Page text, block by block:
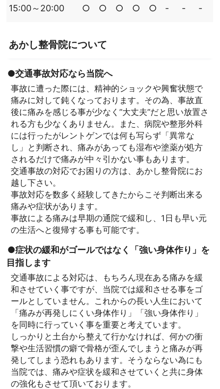
15:00～20:00 ○ ○ ○ ○ ○ ‐ ‐ ‐
あかし整骨院について
●交通事故対応なら当院へ
事故に遭った際には、精神的ショックや興奮状態で
痛みに対して鈍くなっております。その為、事故直
後に痛みを感じる事が少なく”大丈夫”だと思い放置さ
れる方も少なくありません。また、病院や整形外科
には行ったがレントゲンでは何も写らず「異常な
し」と判断され、痛みがあっても湿布や塗薬が処方
されるだけで痛みが中々引かない事もあります。
交通事故の対応でお困りの方は、あかし整骨院にお
越し下さい。
事故対応を数多く経験してきたからこそ判断出来る
痛みや症状があります。
事故による痛みは早期の通院で緩和し、1日も早い元
の生活へと復帰する事も可能です。
●症状の緩和がゴールではなく「強い身体作り」を
目指します
交通事故による対応は、もちろん現在ある痛みを緩
和させていく事ですが、当院では緩和させる事をゴ
ールとしていません。これからの長い人生において
「痛みが再発しにくい身体作り」「強い身体作り」
を同時に行っていく事を重要と考えています。
しっかりと土台から整えて行かなければ、何かの衝
撃や生活習慣の癖で骨格が歪んでしまうと痛みが再
発してしまう恐れもあります。そうならない為にも
当院では、痛みや症状を緩和させていくと共に身体
の強化もさせて頂いております。